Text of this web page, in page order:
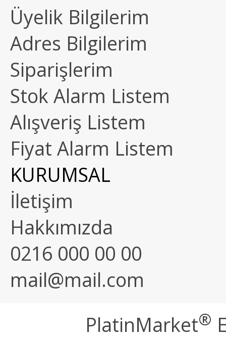
Üyelik Bilgilerim
Adres Bilgilerim
Siparişlerim
Stok Alarm Listem
Alışveriş Listem
Fiyat Alarm Listem
KURUMSAL
İletişim
Hakkımızda
0216 000 00 00
mail@mail.com
PlatinMarket®